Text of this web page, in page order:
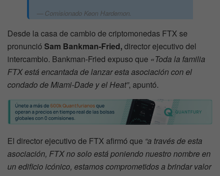
Comisionado Keon Hardemon.
Desde la casa de cambio de criptomonedas FTX se
pronunció Sam Bankman-Fried,director ejecutivo del
intercambio. Bankman-Fried expuso que «Toda la familia
FTX está encantada de lanzar esta asociación con el
condado de Miami-Dade y el Heat”, apuntó.
El director ejecutivo de FTX afirmó que “a través de esta
asociación, FTX no solo está poniendo nuestro nombre en
un edificio icónico, estamos comprometidos a brindar valor